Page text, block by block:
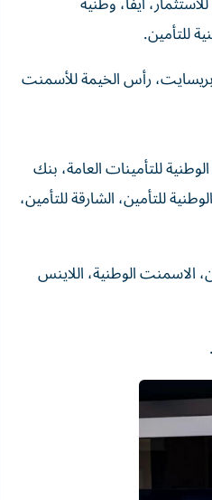
الإمارات، طلبات، بريسايت، رأس الخيمة للأسمنت
الوطنية للتأمينات العامة، بنك
للتأمين، الشارقة للتأمين،
باركن، الاسمنت الوطنية، اللاينس